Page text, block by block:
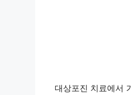
대상포진 치료에서